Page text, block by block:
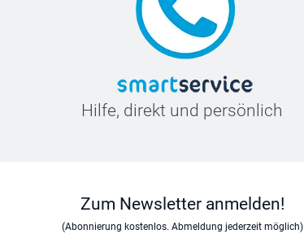
Hilfe, direkt und persönlich
Zum Newsletter anmelden!
(Abonnierung kostenlos. Abmeldung jederzeit möglich)